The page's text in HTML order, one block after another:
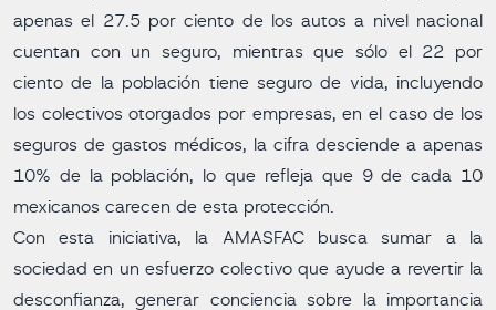
apenas el 27.5 por ciento de los autos a nivel nacional
cuentan con un seguro, mientras que sólo el 22 por
ciento de la población tiene seguro de vida, incluyendo
los colectivos otorgados por empresas, en el caso de los
seguros de gastos médicos, la cifra desciende a apenas
10% de la población, lo que refleja que 9 de cada 10
mexicanos carecen de esta protección.
Con esta iniciativa, la AMASFAC busca sumar a la
sociedad en un esfuerzo colectivo que ayude a revertir la
desconfianza, generar conciencia sobre la importancia